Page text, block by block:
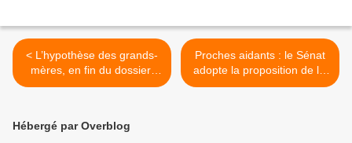
< L’hypothèse des grands-
mères, en fin du dossier
« Pourquoi l’espérance de
Proches aidants : le Sénat
adopte la proposition de loi
>
Hébergé par Overblog